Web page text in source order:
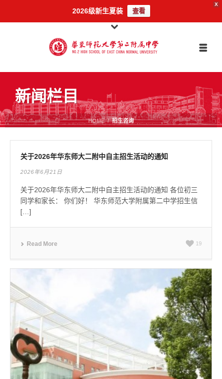
X
2026级新生夏装 查看
新闻栏目
HOME / 招生咨询
关于2026年华东师大二附中自主招生活动的通知
2026年6月21日
关于2026年华东师大二附中自主招生活动的通知 各位初三
同学和家长： 你们好！ 华东师范大学附属第二中学招生信
[…]
Read More 19